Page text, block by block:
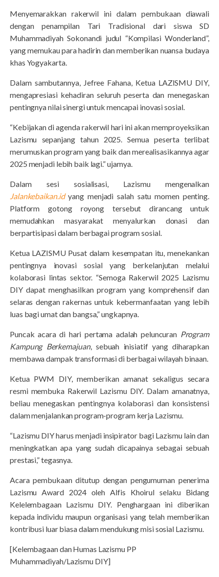
Menyemarakkan rakerwil ini dalam pembukaan diawali
dengan penampilan Tari Tradisional dari siswa SD
Muhammadiyah Sokonandi judul “Kompilasi Wonderland”,
yang memukau para hadirin dan memberikan nuansa budaya
khas Yogyakarta.
Dalam sambutannya, Jefree Fahana, Ketua LAZISMU DIY,
mengapresiasi kehadiran seluruh peserta dan menegaskan
pentingnya nilai sinergi untuk mencapai inovasi sosial.
“Kebijakan di agenda rakerwil hari ini akan memproyeksikan
Lazismu sepanjang tahun 2025. Semua peserta terlibat
merumuskan program yang baik dan merealisasikannya agar
2025 menjadi lebih baik lagi.” ujarnya.
Dalam sesi sosialisasi, Lazismu mengenalkan
Jalankebaikan.idyang menjadi salah satu momen penting.
Platform gotong royong tersebut dirancang untuk
memudahkan masyarakat menyalurkan donasi dan
berpartisipasi dalam berbagai program sosial.
Ketua LAZISMU Pusat dalam kesempatan itu, menekankan
pentingnya inovasi sosial yang berkelanjutan melalui
kolaborasi lintas sektor. “Semoga Rakerwil 2025 Lazismu
DIY dapat menghasilkan program yang komprehensif dan
selaras dengan rakernas untuk kebermanfaatan yang lebih
luas bagi umat dan bangsa,” ungkapnya.
Puncak acara di hari pertama adalah peluncuran Program
Kampung Berkemajuan, sebuah inisiatif yang diharapkan
membawa dampak transformasi di berbagai wilayah binaan.
Ketua PWM DIY, memberikan amanat sekaligus secara
resmi membuka Rakerwil Lazismu DIY. Dalam amanatnya,
beliau menegaskan pentingnya kolaborasi dan konsistensi
dalam menjalankan program-program kerja Lazismu.
“Lazismu DIY harus menjadi insipirator bagi Lazismu lain dan
meningkatkan apa yang sudah dicapainya sebagai sebuah
prestasi,” tegasnya.
Acara pembukaan ditutup dengan pengumuman penerima
Lazismu Award 2024 oleh Alfis Khoirul selaku Bidang
Kelelembagaan Lazismu DIY. Penghargaan ini diberikan
kepada individu maupun organisasi yang telah memberikan
kontribusi luar biasa dalam mendukung misi sosial Lazismu.
[Kelembagaan dan Humas Lazismu PP
Muhammadiyah/Lazismu DIY]